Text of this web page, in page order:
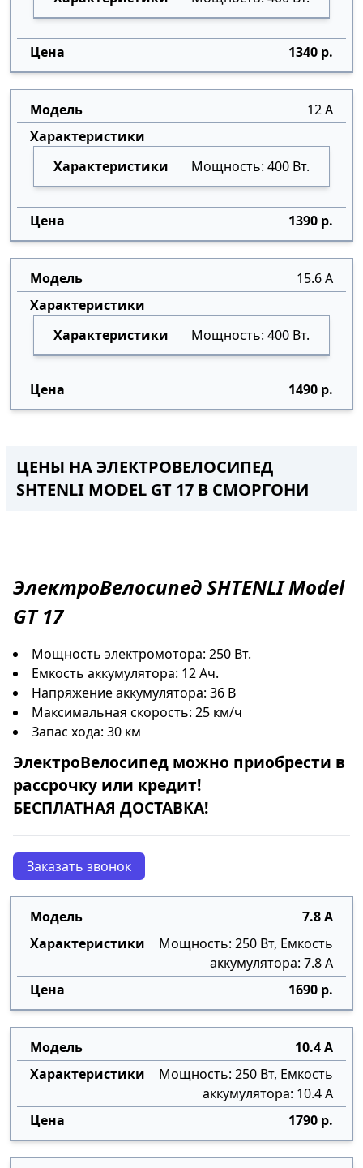
1340 р.
12 А
Мощность: 400 Вт.
1390 р.
15.6 А
Мощность: 400 Вт.
1490 р.
ЦЕНЫ НА ЭЛЕКТРОВЕЛОСИПЕД
SHTENLI MODEL GT 17 В СМОРГОНИ
ЭлектроВелосипедSHTENLI Model
GT 17
Мощность электромотора: 250 Вт.
Емкость аккумулятора: 12 Ач.
Напряжение аккумулятора: 36 В
Максимальная скорость: 25 км/ч
Запас хода: 30 км
ЭлектроВелосипед можно приобрести в
рассрочку или кредит!
БЕСПЛАТНАЯ ДОСТАВКА!
Заказать звонок
7.8 А
Мощность: 250 Вт, Емкость
аккумулятора: 7.8 А
1690 р.
10.4 А
Мощность: 250 Вт, Емкость
аккумулятора: 10.4 А
1790 р.